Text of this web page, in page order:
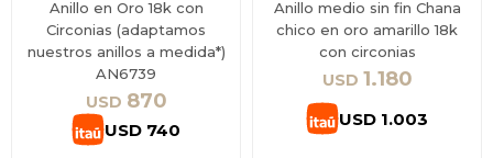
Anillo en Oro 18k con
Circonias (adaptamos
nuestros anillos a medida*)
AN6739
USD 870
USD 740
Anillo medio sin fin Chana
chico en oro amarillo 18k
con circonias
USD 1.180
USD 1.003